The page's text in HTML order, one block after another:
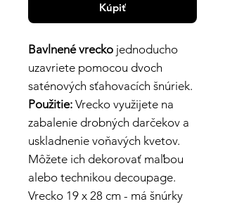
Kúpiť
Bavlnené vrecko jednoducho
uzavriete pomocou dvoch
saténových sťahovacích šnúriek.
Použitie: Vrecko využijete na
zabalenie drobných darčekov a
uskladnenie voňavých kvetov.
Môžete ich dekorovať maľbou
alebo technikou decoupage.
Vrecko 19 x 28 cm - má šnúrky